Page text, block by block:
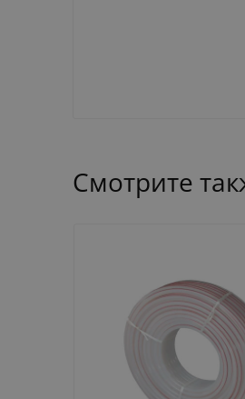
Смотрите